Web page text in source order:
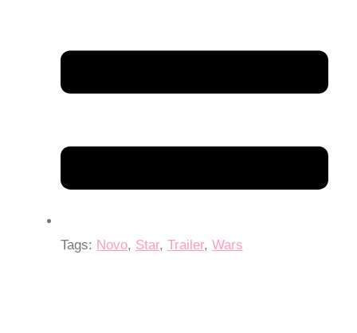
Tags: Novo, Star, Trailer, Wars